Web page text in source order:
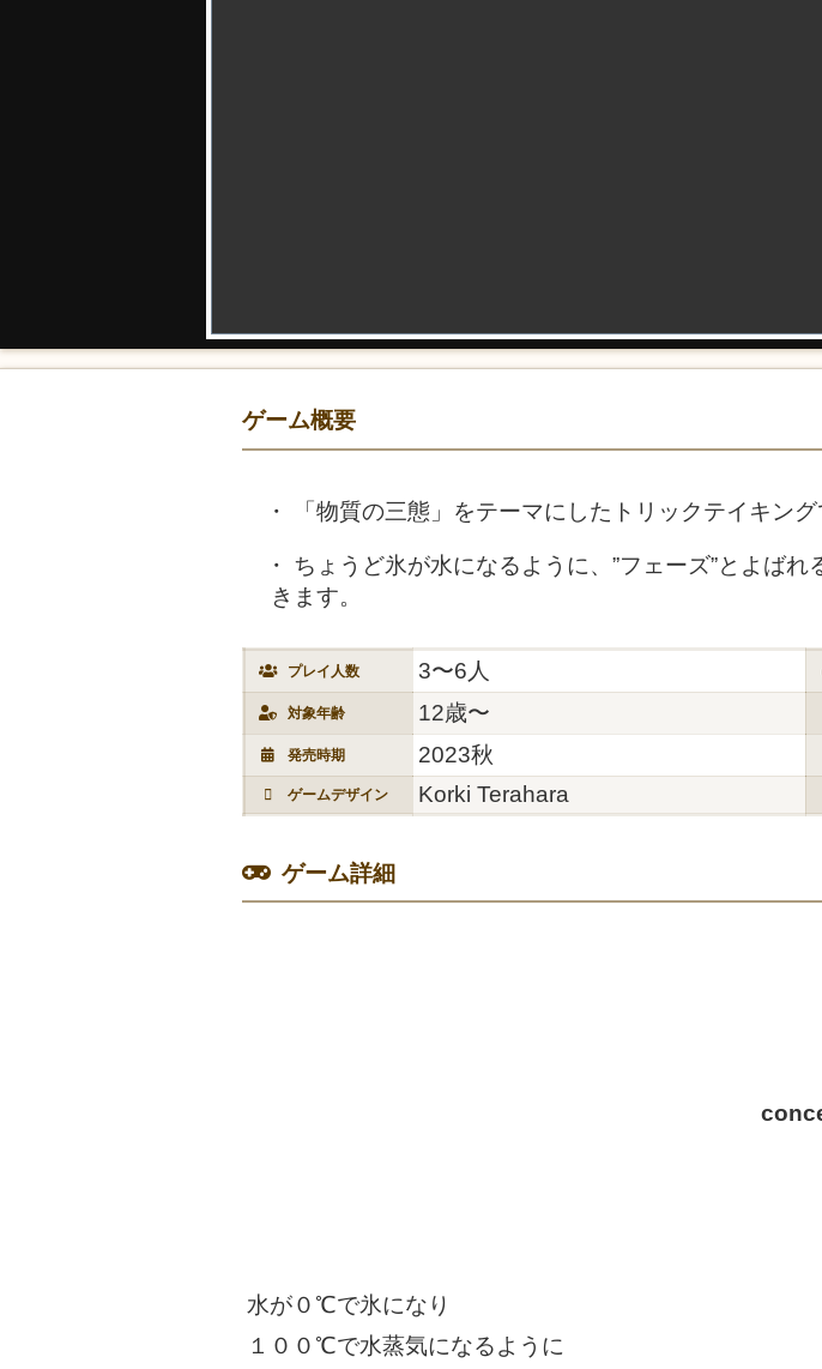
ゲーム概要
「物質の三態」をテーマにしたトリックテイキング
ちょうど氷が水になるように、”フェーズ”とよば
きます。
プレイ人数 3〜6人
対象年齢 12歳〜
発売時期 2023秋
ゲームデザイン Korki Terahara
ゲーム詳細
水が０℃で氷になり
１００℃で水蒸気になるように